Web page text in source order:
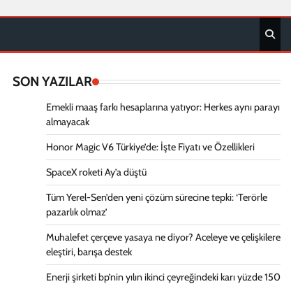
SON YAZILAR
Emekli maaş farkı hesaplarına yatıyor: Herkes aynı parayı
almayacak
Honor Magic V6 Türkiye’de: İşte Fiyatı ve Özellikleri
SpaceX roketi Ay’a düştü
Tüm Yerel-Sen’den yeni çözüm sürecine tepki: ‘Terörle
pazarlık olmaz’
Muhalefet çerçeve yasaya ne diyor? Aceleye ve çelişkilere
eleştiri, barışa destek
Enerji şirketi bp’nin yılın ikinci çeyreğindeki karı yüzde 150